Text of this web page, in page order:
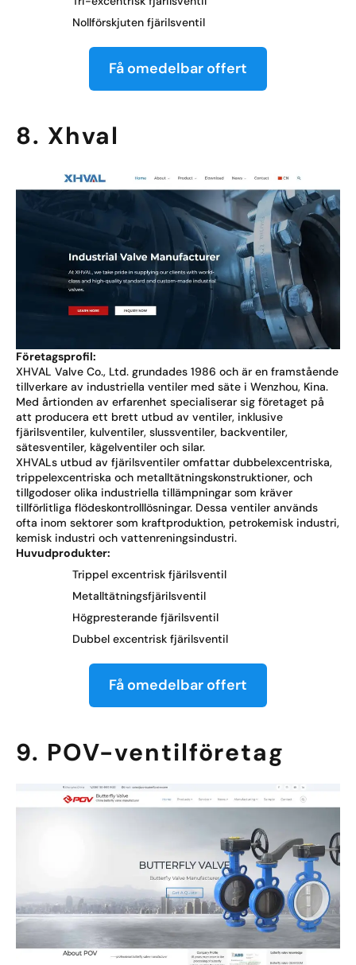
Nollförskjuten fjärilsventil
Få omedelbar offert
8. Xhval
Företagsprofil:
XHVAL Valve Co., Ltd. grundades 1986 och är en framstående
tillverkare av industriella ventiler med säte i Wenzhou, Kina.
Med årtionden av erfarenhet specialiserar sig företaget på
att producera ett brett utbud av ventiler, inklusive
fjärilsventiler, kulventiler, slussventiler, backventiler,
sätesventiler, kägelventiler och silar.
XHVALs utbud av fjärilsventiler omfattar dubbelexcentriska,
trippelexcentriska och metalltätningskonstruktioner, och
tillgodoser olika industriella tillämpningar som kräver
tillförlitliga flödeskontrolllösningar. Dessa ventiler används
ofta inom sektorer som kraftproduktion, petrokemisk industri,
kemisk industri och vattenreningsindustri.
Huvudprodukter:
Trippel excentrisk fjärilsventil
Metalltätningsfjärilsventil
Högpresterande fjärilsventil
Dubbel excentrisk fjärilsventil
Få omedelbar offert
9. POV-ventilföretag